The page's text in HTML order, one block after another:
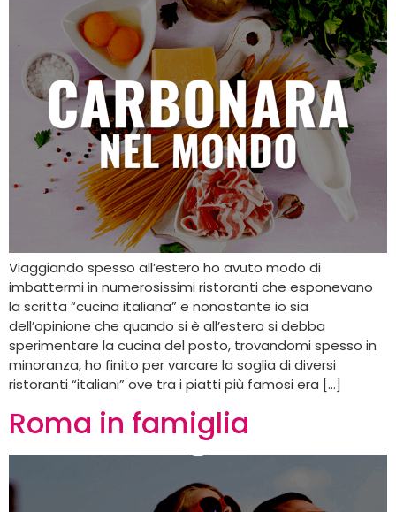
Viaggiando spesso all’estero ho avuto modo di
imbattermi in numerosissimi ristoranti che esponevano
la scritta “cucina italiana” e nonostante io sia
dell’opinione che quando si è all’estero si debba
sperimentare la cucina del posto, trovandomi spesso in
minoranza, ho finito per varcare la soglia di diversi
ristoranti “italiani” ove tra i piatti più famosi era […]
Roma in famiglia